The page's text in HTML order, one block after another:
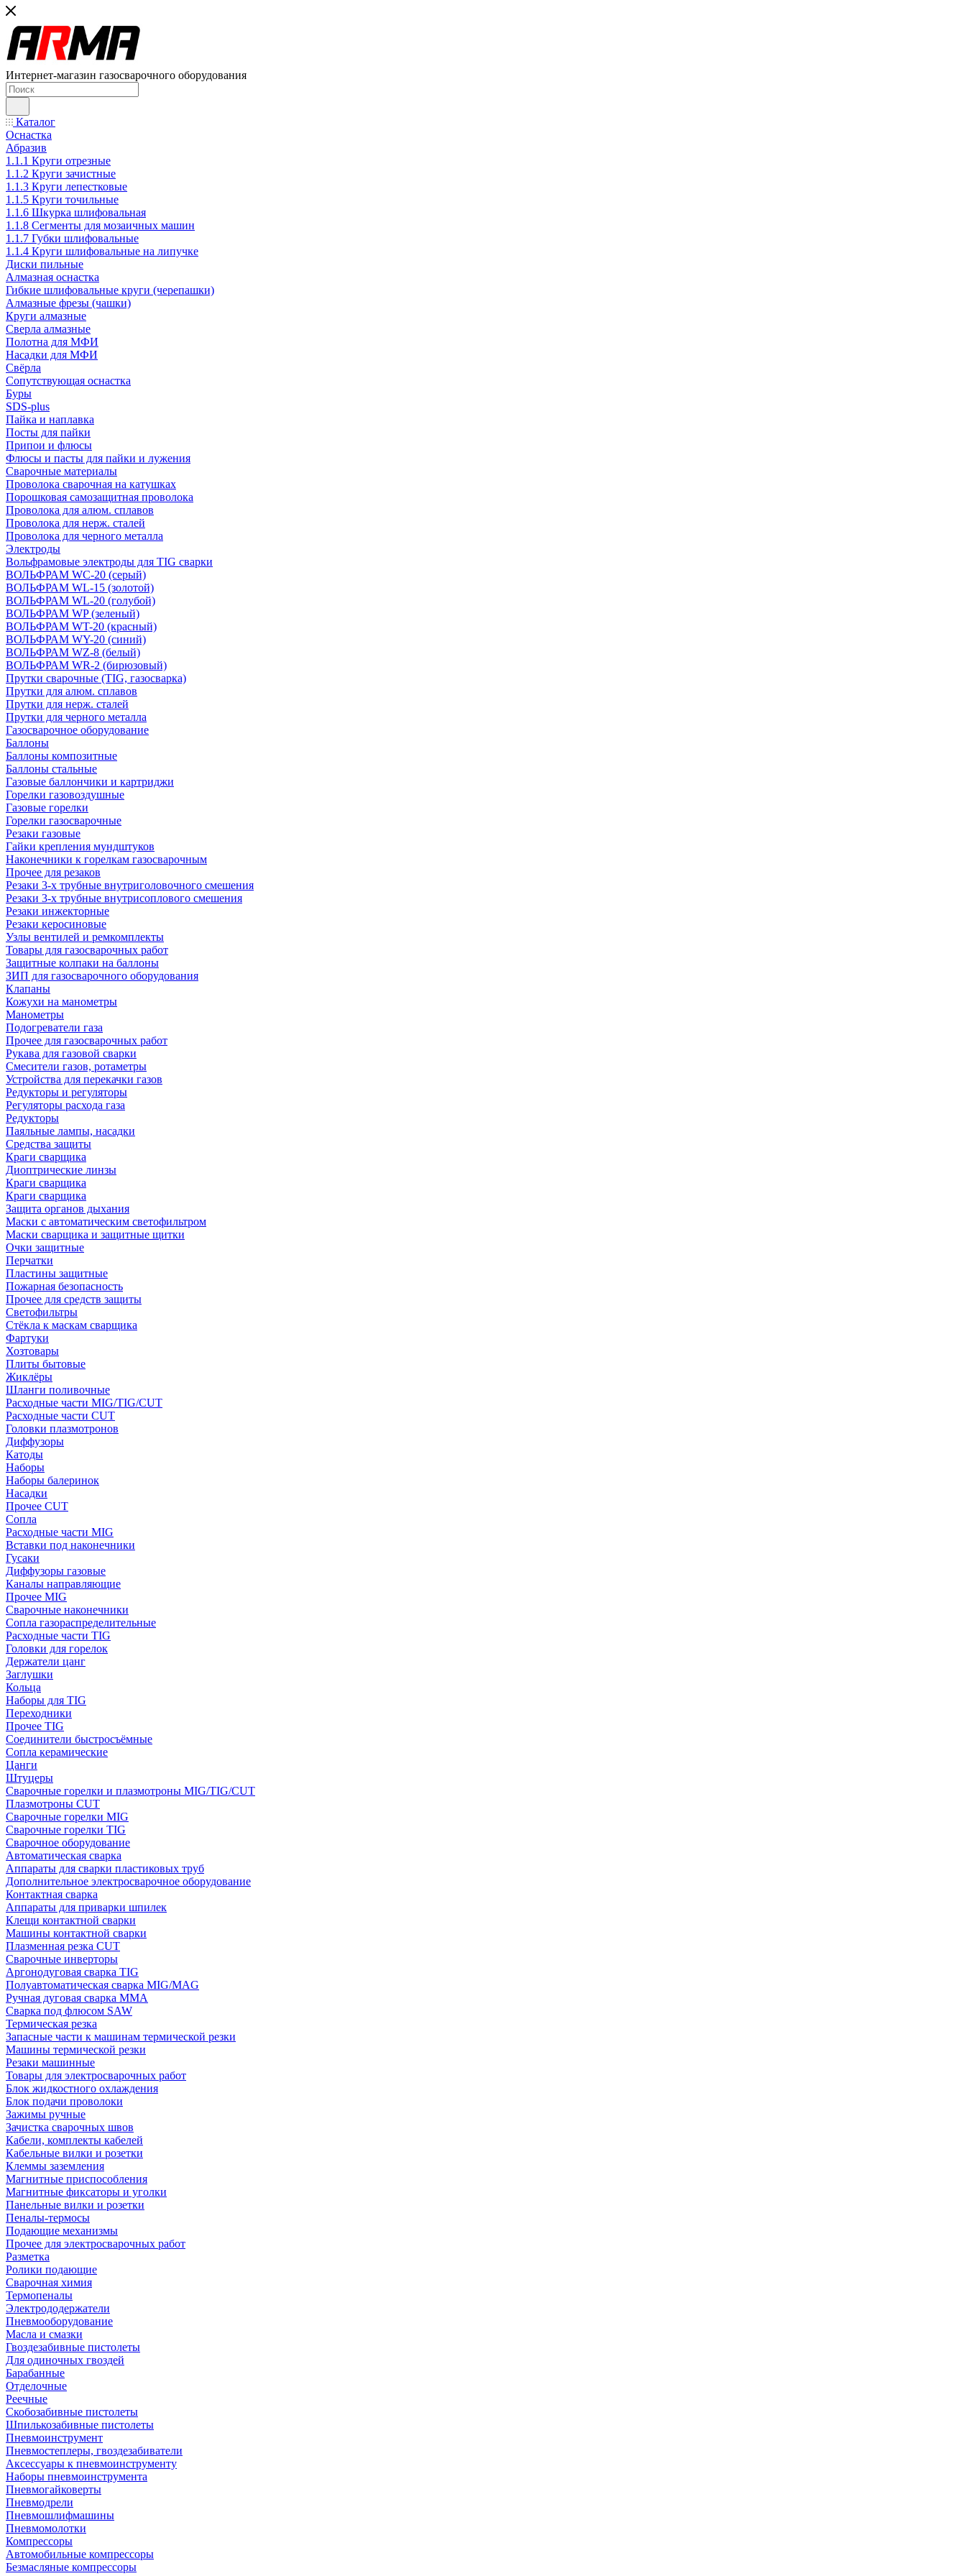
Интернет-магазин газосварочного оборудования
Каталог
Оснастка
Абразив
1.1.1 Круги отрезные
1.1.2 Круги зачистные
1.1.3 Круги лепестковые
1.1.5 Круги точильные
1.1.6 Шкурка шлифовальная
1.1.8 Сегменты для мозаичных машин
1.1.7 Губки шлифовальные
1.1.4 Круги шлифовальные на липучке
Диски пильные
Алмазная оснастка
Гибкие шлифовальные круги (черепашки)
Алмазные фрезы (чашки)
Круги алмазные
Сверла алмазные
Полотна для МФИ
Насадки для МФИ
Свёрла
Сопутствующая оснастка
Буры
SDS-plus
Пайка и наплавка
Посты для пайки
Припои и флюсы
Флюсы и пасты для пайки и лужения
Сварочные материалы
Проволока сварочная на катушках
Порошковая самозащитная проволока
Проволока для алюм. сплавов
Проволока для нерж. сталей
Проволока для черного металла
Электроды
Вольфрамовые электроды для TIG сварки
ВОЛЬФРАМ WC-20 (серый)
ВОЛЬФРАМ WL-15 (золотой)
ВОЛЬФРАМ WL-20 (голубой)
ВОЛЬФРАМ WP (зеленый)
ВОЛЬФРАМ WT-20 (красный)
ВОЛЬФРАМ WY-20 (синий)
ВОЛЬФРАМ WZ-8 (белый)
ВОЛЬФРАМ WR-2 (бирюзовый)
Прутки сварочные (TIG, газосварка)
Прутки для алюм. сплавов
Прутки для нерж. сталей
Прутки для черного металла
Газосварочное оборудование
Баллоны
Баллоны композитные
Баллоны стальные
Газовые баллончики и картриджи
Горелки газовоздушные
Газовые горелки
Горелки газосварочные
Резаки газовые
Гайки крепления мундштуков
Наконечники к горелкам газосварочным
Прочее для резаков
Резаки 3-х трубные внутриголовочного смешения
Резаки 3-х трубные внутрисоплового смешения
Резаки инжекторные
Резаки керосиновые
Узлы вентилей и ремкомплекты
Товары для газосварочных работ
Защитные колпаки на баллоны
ЗИП для газосварочного оборудования
Клапаны
Кожухи на манометры
Манометры
Подогреватели газа
Прочее для газосварочных работ
Рукава для газовой сварки
Смесители газов, ротаметры
Устройства для перекачки газов
Редукторы и регуляторы
Регуляторы расхода газа
Редукторы
Паяльные лампы, насадки
Средства защиты
Краги сварщика
Диоптрические линзы
Краги сварщика
Краги сварщика
Защита органов дыхания
Маски с автоматическим светофильтром
Маски сварщика и защитные щитки
Очки защитные
Перчатки
Пластины защитные
Пожарная безопасность
Прочее для средств защиты
Светофильтры
Стёкла к маскам сварщика
Фартуки
Хозтовары
Плиты бытовые
Жиклёры
Шланги поливочные
Расходные части MIG/TIG/CUT
Расходные части CUT
Головки плазмотронов
Диффузоры
Катоды
Наборы
Наборы балеринок
Насадки
Прочее CUT
Сопла
Расходные части MIG
Вставки под наконечники
Гусаки
Диффузоры газовые
Каналы направляющие
Прочее MIG
Сварочные наконечники
Сопла газораспределительные
Расходные части TIG
Головки для горелок
Держатели цанг
Заглушки
Кольца
Наборы для TIG
Переходники
Прочее TIG
Соединители быстросъёмные
Сопла керамические
Цанги
Штуцеры
Сварочные горелки и плазмотроны MIG/TIG/CUT
Плазмотроны CUT
Сварочные горелки MIG
Сварочные горелки TIG
Сварочное оборудование
Автоматическая сварка
Аппараты для сварки пластиковых труб
Дополнительное электросварочное оборудование
Контактная сварка
Аппараты для приварки шпилек
Клещи контактной сварки
Машины контактной сварки
Плазменная резка CUT
Сварочные инверторы
Аргонодуговая сварка TIG
Полуавтоматическая сварка MIG/MAG
Ручная дуговая сварка MMA
Сварка под флюсом SAW
Термическая резка
Запасные части к машинам термической резки
Машины термической резки
Резаки машинные
Товары для электросварочных работ
Блок жидкостного охлаждения
Блок подачи проволоки
Зажимы ручные
Зачистка сварочных швов
Кабели, комплекты кабелей
Кабельные вилки и розетки
Клеммы заземления
Магнитные приспособления
Магнитные фиксаторы и уголки
Панельные вилки и розетки
Пеналы-термосы
Подающие механизмы
Прочее для электросварочных работ
Разметка
Ролики подающие
Сварочная химия
Термопеналы
Электрододержатели
Пневмооборудование
Масла и смазки
Гвоздезабивные пистолеты
Для одиночных гвоздей
Барабанные
Отделочные
Реечные
Скобозабивные пистолеты
Шпилькозабивные пистолеты
Пневмоинструмент
Пневмостеплеры, гвоздезабиватели
Аксессуары к пневмоинструменту
Наборы пневмоинструмента
Пневмогайковерты
Пневмодрели
Пневмошлифмашины
Пневмомолотки
Компрессоры
Автомобильные компрессоры
Безмасляные компрессоры